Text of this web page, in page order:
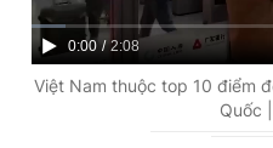
C
u
0:00 / D
u
2:08
Việt Nam thuộc top 10 điểm
Quốc